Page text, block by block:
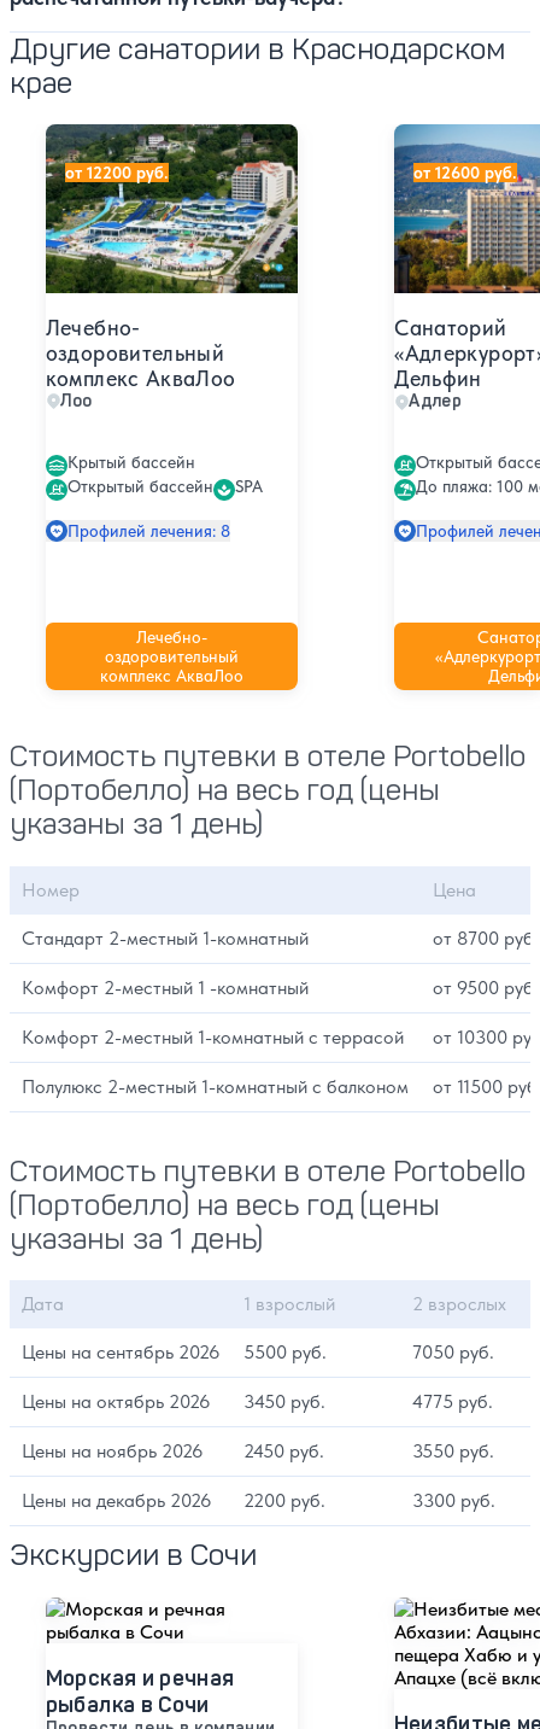
Другие санатории в Краснодарском
крае
Лечебно-
оздоровительный
комплекс АкваЛоо
Лоо
Крытый бассейн
Открытый бассейн
SPA
Профилей лечения: 8
Лечебно-
оздоровительный
комплекс АкваЛоо
Лечебно-оздоровительный комплекс АкваЛоо
от 12200 руб.
Санаторий
Дельфин
Адлер
Открытый
До пляжа: 100
Профилей
Санаторий
от 12600 руб.
Стоимость путевки в отеле Portobello
(Портобелло) на весь год (цены
указаны за 1 день)
Номер Цена
Стандарт 2-местный 1-комнатный от 8700 руб.
Комфорт 2-местный 1 -комнатный от 9500 руб.
Комфорт 2-местный 1-комнатный с террасой от 10300
Полулюкс 2-местный 1-комнатный с балконом от 11500
Стоимость путевки в отеле Portobello
(Портобелло) на весь год (цены
указаны за 1 день)
Дата 1 взрослый 2 взрослых
Цены на сентябрь 2026 5500 руб. 7050 руб.
Цены на октябрь 2026 3450 руб. 4775 руб.
Цены на ноябрь 2026 2450 руб. 3550 руб.
Цены на декабрь 2026 2200 руб. 3300 руб.
Экскурсии в Сочи
Морская и речная
рыбалка в Сочи
Неизбитые